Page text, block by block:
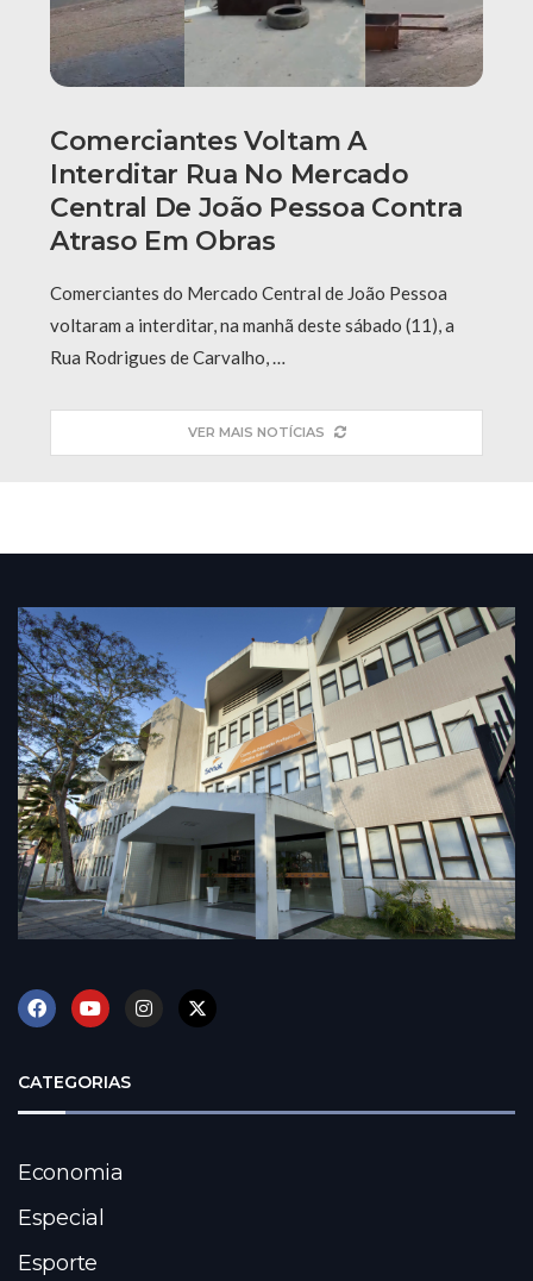
Comerciantes Voltam A
Interditar Rua No Mercado
Central De João Pessoa Contra
Atraso Em Obras
Comerciantes do Mercado Central de João Pessoa
voltaram a interditar, na manhã deste sábado (11), a
Rua Rodrigues de Carvalho, …
VER MAIS NOTÍCIAS
CATEGORIAS
Economia
Especial
Esporte